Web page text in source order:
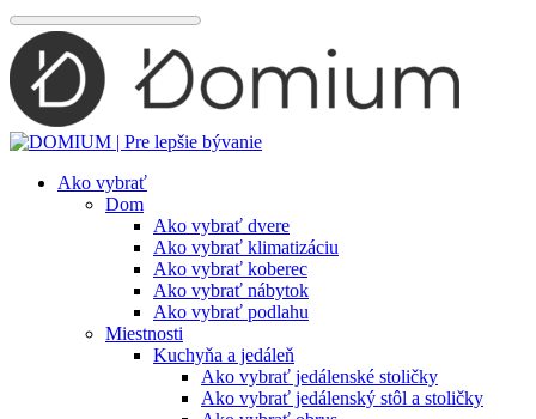
Preskočiť
na
obsah
Ako vybrať
Dom
Ako vybrať dvere
Ako vybrať klimatizáciu
Ako vybrať koberec
Ako vybrať nábytok
Ako vybrať podlahu
Miestnosti
Kuchyňa a jedáleň
Ako vybrať jedálenské stoličky
Ako vybrať jedálenský stôl a stoličky